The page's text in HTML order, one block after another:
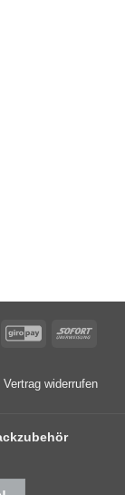
GiroPay Sofort
Vertrag widerrufen